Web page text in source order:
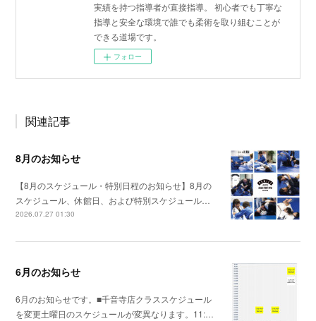
実績を持つ指導者が直接指導。 初心者でも丁寧な
指導と安全な環境で誰でも柔術を取り組むことが
できる道場です。
フォロー
関連記事
8月のお知らせ
【8月のスケジュール・特別日程のお知らせ】8月の
スケジュール、休館日、および特別スケジュール…
2026.07.27 01:30
6月のお知らせ
6月のお知らせです。■千音寺店クラススケジュール
を変更土曜日のスケジュールが変異なります。11:…